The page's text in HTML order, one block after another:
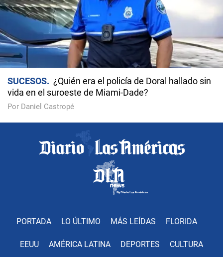
SUCESOS
¿Quién era el policía de Doral hallado sin
vida en el suroeste de Miami-Dade?
Por Daniel Castropé
PORTADA LO ÚLTIMO MÁS LEÍDAS FLORIDA
EEUU AMÉRICA LATINA DEPORTES CULTURA